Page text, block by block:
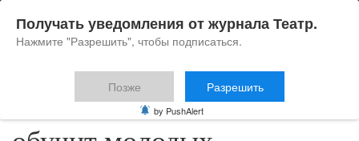
Константин Богомолов
Получать уведомления от журнала Театр.
Нажмите "Разрешить", чтобы подписаться.
Позже Разрешить
by PushAlert